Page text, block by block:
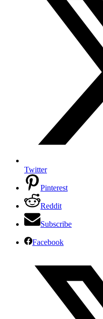
Twitter
Pinterest
Reddit
Subscribe
Facebook